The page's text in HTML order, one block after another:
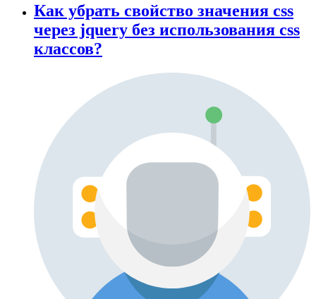
Как убрать свойство значения css
через jquery без использования css
классов?